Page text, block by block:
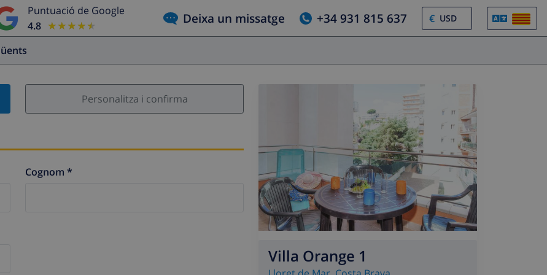
Puntuació de Google
4.8
★★★★★
★★★★★ Deixa un missatge +34 931 815 637 €
Personalitza i confirma
Cognom *
Villa Orange 1